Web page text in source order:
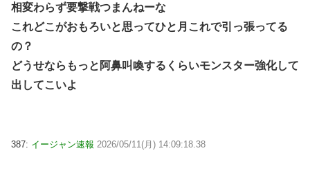
相変わらず要撃戦つまんねーな
これどこがおもろいと思ってひと月これで引っ張ってる
の？
どうせならもっと阿鼻叫喚するくらいモンスター強化して
出してこいよ
387: イージャン速報 2026/05/11(月) 14:09:18.38